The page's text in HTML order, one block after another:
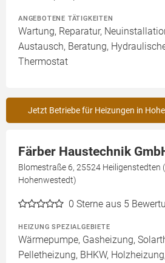
ANGEBOTENE TÄTIGKEITEN
Wartung, Reparatur,
Austausch, Beratung,
Thermostat
Jetzt Betriebe für Heizungen in
Färber Haustechnik
Blomestraße 6, 25524 Heiligenstedten
Hohenwestedt)
0 Sterne aus 5
HEIZUNG SPEZIALGEBIETE
Wärmepumpe, Gasheizung,
Pelletheizung, BHKW,